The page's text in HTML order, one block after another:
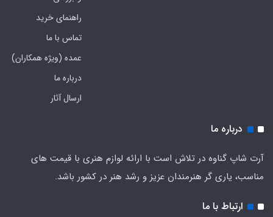
راهنمای خرید
تماس با ما
عمده (ویژه همکاران)
درباره ما
ارسال آثار
درباره ما
آرت شاپ گناوه در تلاش است با ارائه لوازم هنری با قیمت های
مناسب، یاری گر هنرمندان عزیز و رشد هنر در کشور باشد.
ارتباط با ما